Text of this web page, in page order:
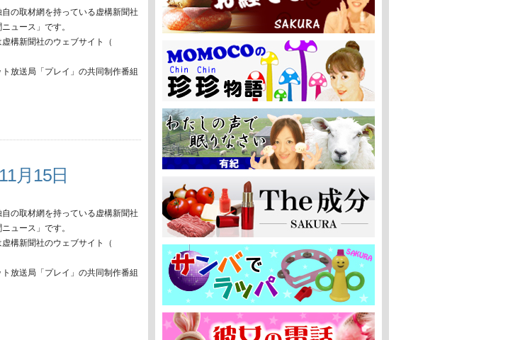
の取材網を持っている虚構新聞社
ュース」です。
構新聞社のウェブサイト（
放送局「プレイ」の共同制作番組
月15日
の取材網を持っている虚構新聞社
ュース」です。
構新聞社のウェブサイト（
放送局「プレイ」の共同制作番組